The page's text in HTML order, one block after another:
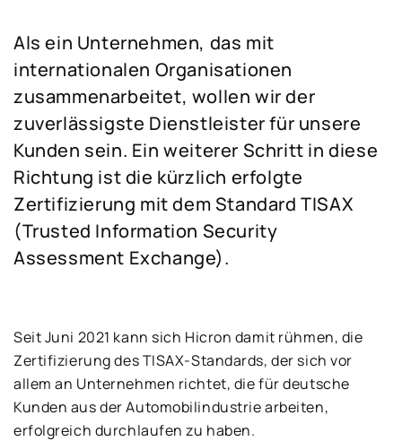
Als ein Unternehmen, das mit
internationalen Organisationen
zusammenarbeitet, wollen wir der
zuverlässigste Dienstleister für unsere
Kunden sein. Ein weiterer Schritt in diese
Richtung ist die kürzlich erfolgte
Zertifizierung mit dem Standard TISAX
(Trusted Information Security
Assessment Exchange).
Seit Juni 2021 kann sich Hicron damit rühmen, die
Zertifizierung des TISAX-Standards, der sich vor
allem an Unternehmen richtet, die für deutsche
Kunden aus der Automobilindustrie arbeiten,
erfolgreich durchlaufen zu haben.